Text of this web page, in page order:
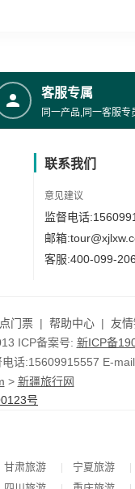
客服专属
同一产品,同一客服专
联系我们
意见建议
监督电话
邮箱
客服:400-099-
门票 | 帮助中心 | 友
ICP备案号: 新ICP备
话:15609915557 E-
> 新疆旅行网
号
甘肃旅游 宁夏旅游